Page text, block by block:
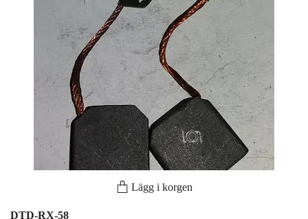
Lägg i korgen
DTD-RX-58